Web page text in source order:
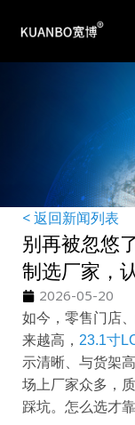
< 返回新闻列表
别再被忽悠
制选厂家，
2026-05-20
如今，零售门店
来越高， 23.1寸
示清晰、与货架
场上厂家众多，
踩坑。怎么选才